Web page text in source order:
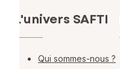
L'univers SAFTI
Qui sommes-nous ?